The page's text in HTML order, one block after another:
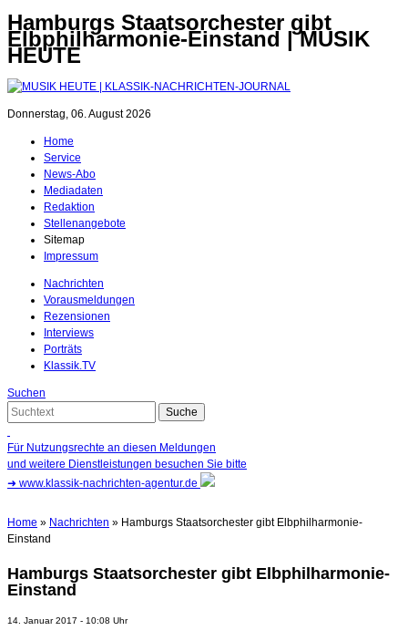
Hamburgs Staatsorchester gibt
Elbphilharmonie-Einstand | MUSIK
HEUTE
Donnerstag, 06. August 2026
Home
Service
News-Abo
Mediadaten
Redaktion
Stellenangebote
Sitemap
Impressum
Nachrichten
Vorausmeldungen
Rezensionen
Interviews
Porträts
Klassik.TV
Suchen
Für Nutzungsrechte an diesen Meldungen
und weitere Dienstleistungen besuchen Sie bitte
➜ www.klassik-nachrichten-agentur.de
Home » Nachrichten » Hamburgs Staatsorchester gibt Elbphilharmonie-
Einstand
Hamburgs Staatsorchester gibt Elbphilharmonie-
Einstand
14. Januar 2017 - 10:08 Uhr